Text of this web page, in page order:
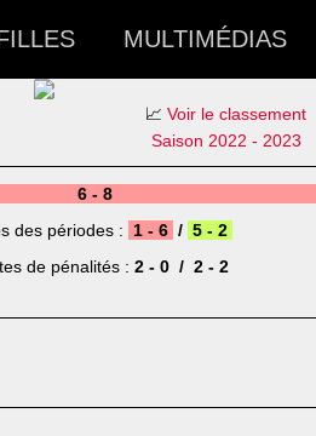
MULTIMÉDIAS
📈Voir le classement
Saison 2022 - 2023
6 - 8
des périodes :
1 - 6 / 5 - 2
de pénalités : 2 - 0 / 2 - 2